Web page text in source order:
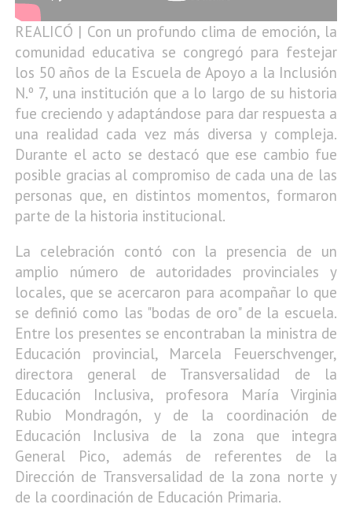
REALICÓ | Con un profundo clima de emoción, la
comunidad educativa se congregó para festejar
los 50 años de la Escuela de Apoyo a la Inclusión
N.º 7, una institución que a lo largo de su historia
fue creciendo y adaptándose para dar respuesta a
una realidad cada vez más diversa y compleja.
Durante el acto se destacó que ese cambio fue
posible gracias al compromiso de cada una de las
personas que, en distintos momentos, formaron
parte de la historia institucional.
La celebración contó con la presencia de un
amplio número de autoridades provinciales y
locales, que se acercaron para acompañar lo que
se definió como las "bodas de oro" de la escuela.
Entre los presentes se encontraban la ministra de
Educación provincial, Marcela Feuerschvenger,
directora general de Transversalidad de la
Educación Inclusiva, profesora María Virginia
Rubio Mondragón, y de la coordinación de
Educación Inclusiva de la zona que integra
General Pico, además de referentes de la
Dirección de Transversalidad de la zona norte y
de la coordinación de Educación Primaria.